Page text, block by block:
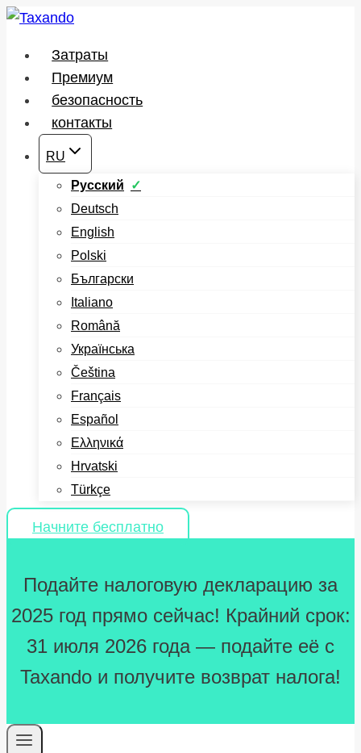
Перейти
содержимому
Затраты
Премиум
безопасность
контакты
RU
Русский
Deutsch
English
Polski
Български
Italiano
Română
Українська
Čeština
Français
Español
Ελληνικά
Hrvatski
Türkçe
Начните бесплатно
Подайте налоговую декларацию за
2025 год прямо сейчас! Крайний срок:
31 июля 2026 года — подайте её с
Taxando и получите возврат налога!